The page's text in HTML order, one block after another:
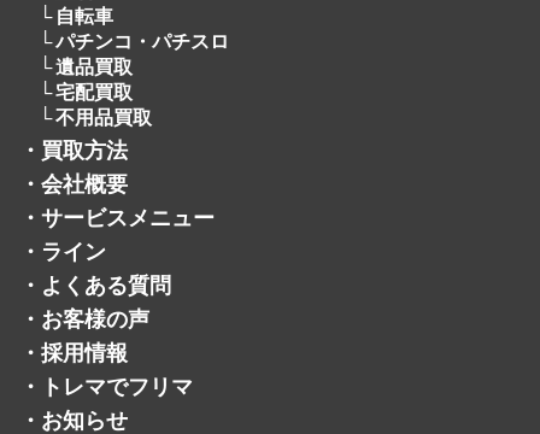
自転車
パチンコ・パチスロ
遺品買取
宅配買取
不用品買取
・ 買取方法
・ 会社概要
・ サービスメニュー
・ ライン
・ よくある質問
・ お客様の声
・ 採用情報
・
トレマでフリマ
・ お知らせ